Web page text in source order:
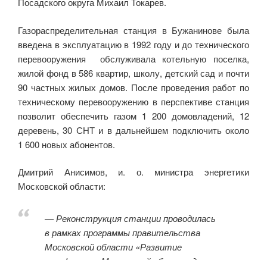
Газораспределительная станция в Бужанинове была
введена в эксплуатацию в 1992 году и до технического
перевооружения обслуживала котельную поселка,
жилой фонд в 586 квартир, школу, детский сад и почти
90 частных жилых домов. После проведения работ по
техническому перевооружению в перспективе станция
позволит обеспечить газом 1 200 домовладений, 12
деревень, 30 СНТ и в дальнейшем подключить около
1 600 новых абонентов.
Дмитрий Анисимов, и. о. министра энергетики
Московской области:
— Реконструкция станции проводилась
в рамках программы правительства
Московской области «Развитие